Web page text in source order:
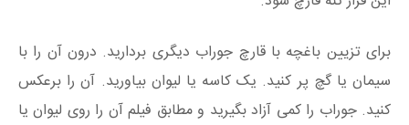
برای تزیین باغچه با قارچ جوراب دیگری بردارید. درون آن را با
سیمان یا گچ پر کنید. یک کاسه یا لیوان بیاورید. آن را برعکس
کنید. جوراب را کمی آزاد بگیرید و مطابق فیلم آن را روی لیوان یا